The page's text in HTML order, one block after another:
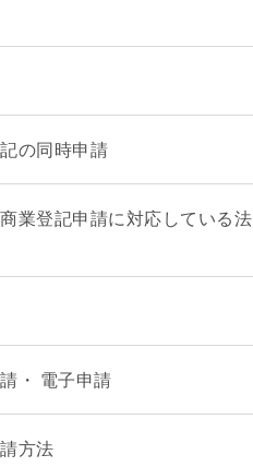
の同時申請
業登記申請に対応している法
・ 電子申請
方法